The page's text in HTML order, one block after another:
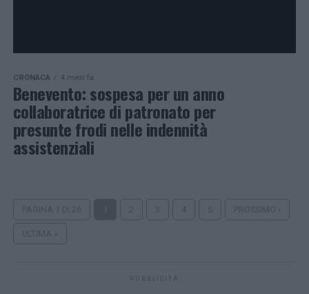
CRONACA 4 mesi fa
Benevento: sospesa per un anno
collaboratrice di patronato per
presunte frodi nelle indennità
assistenziali
PUBBLICITÀ